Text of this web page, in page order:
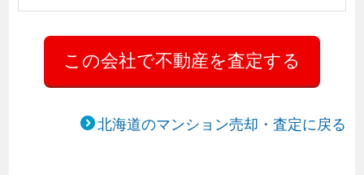
北海道のマンション売却・査定に戻る